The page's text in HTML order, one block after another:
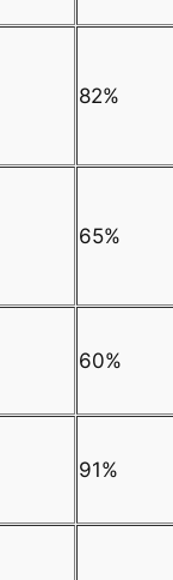
82%
65%
60%
91%